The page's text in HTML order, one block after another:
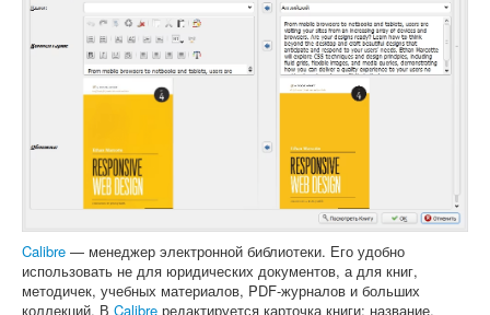
Calibre — менеджер электронной библиотеки. Его удобно
использовать не для юридических документов, а для книг,
методичек, учебных материалов, PDF-журналов и больших
коллекций. В Calibre редактируется карточка книги: название,